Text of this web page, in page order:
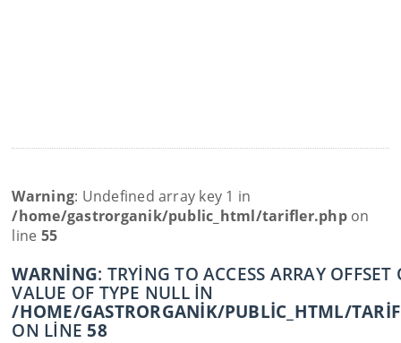
Warning: Undefined array key 1 in
/home/gastrorganik/public_html/tarifler.phpon
line 55
WARNING: TRYING TO ACCESS ARRAY OFFSET
VALUE OF TYPE NULL IN
/HOME/GASTRORGANIK/PUBLIC_HTML/
ON LINE 58